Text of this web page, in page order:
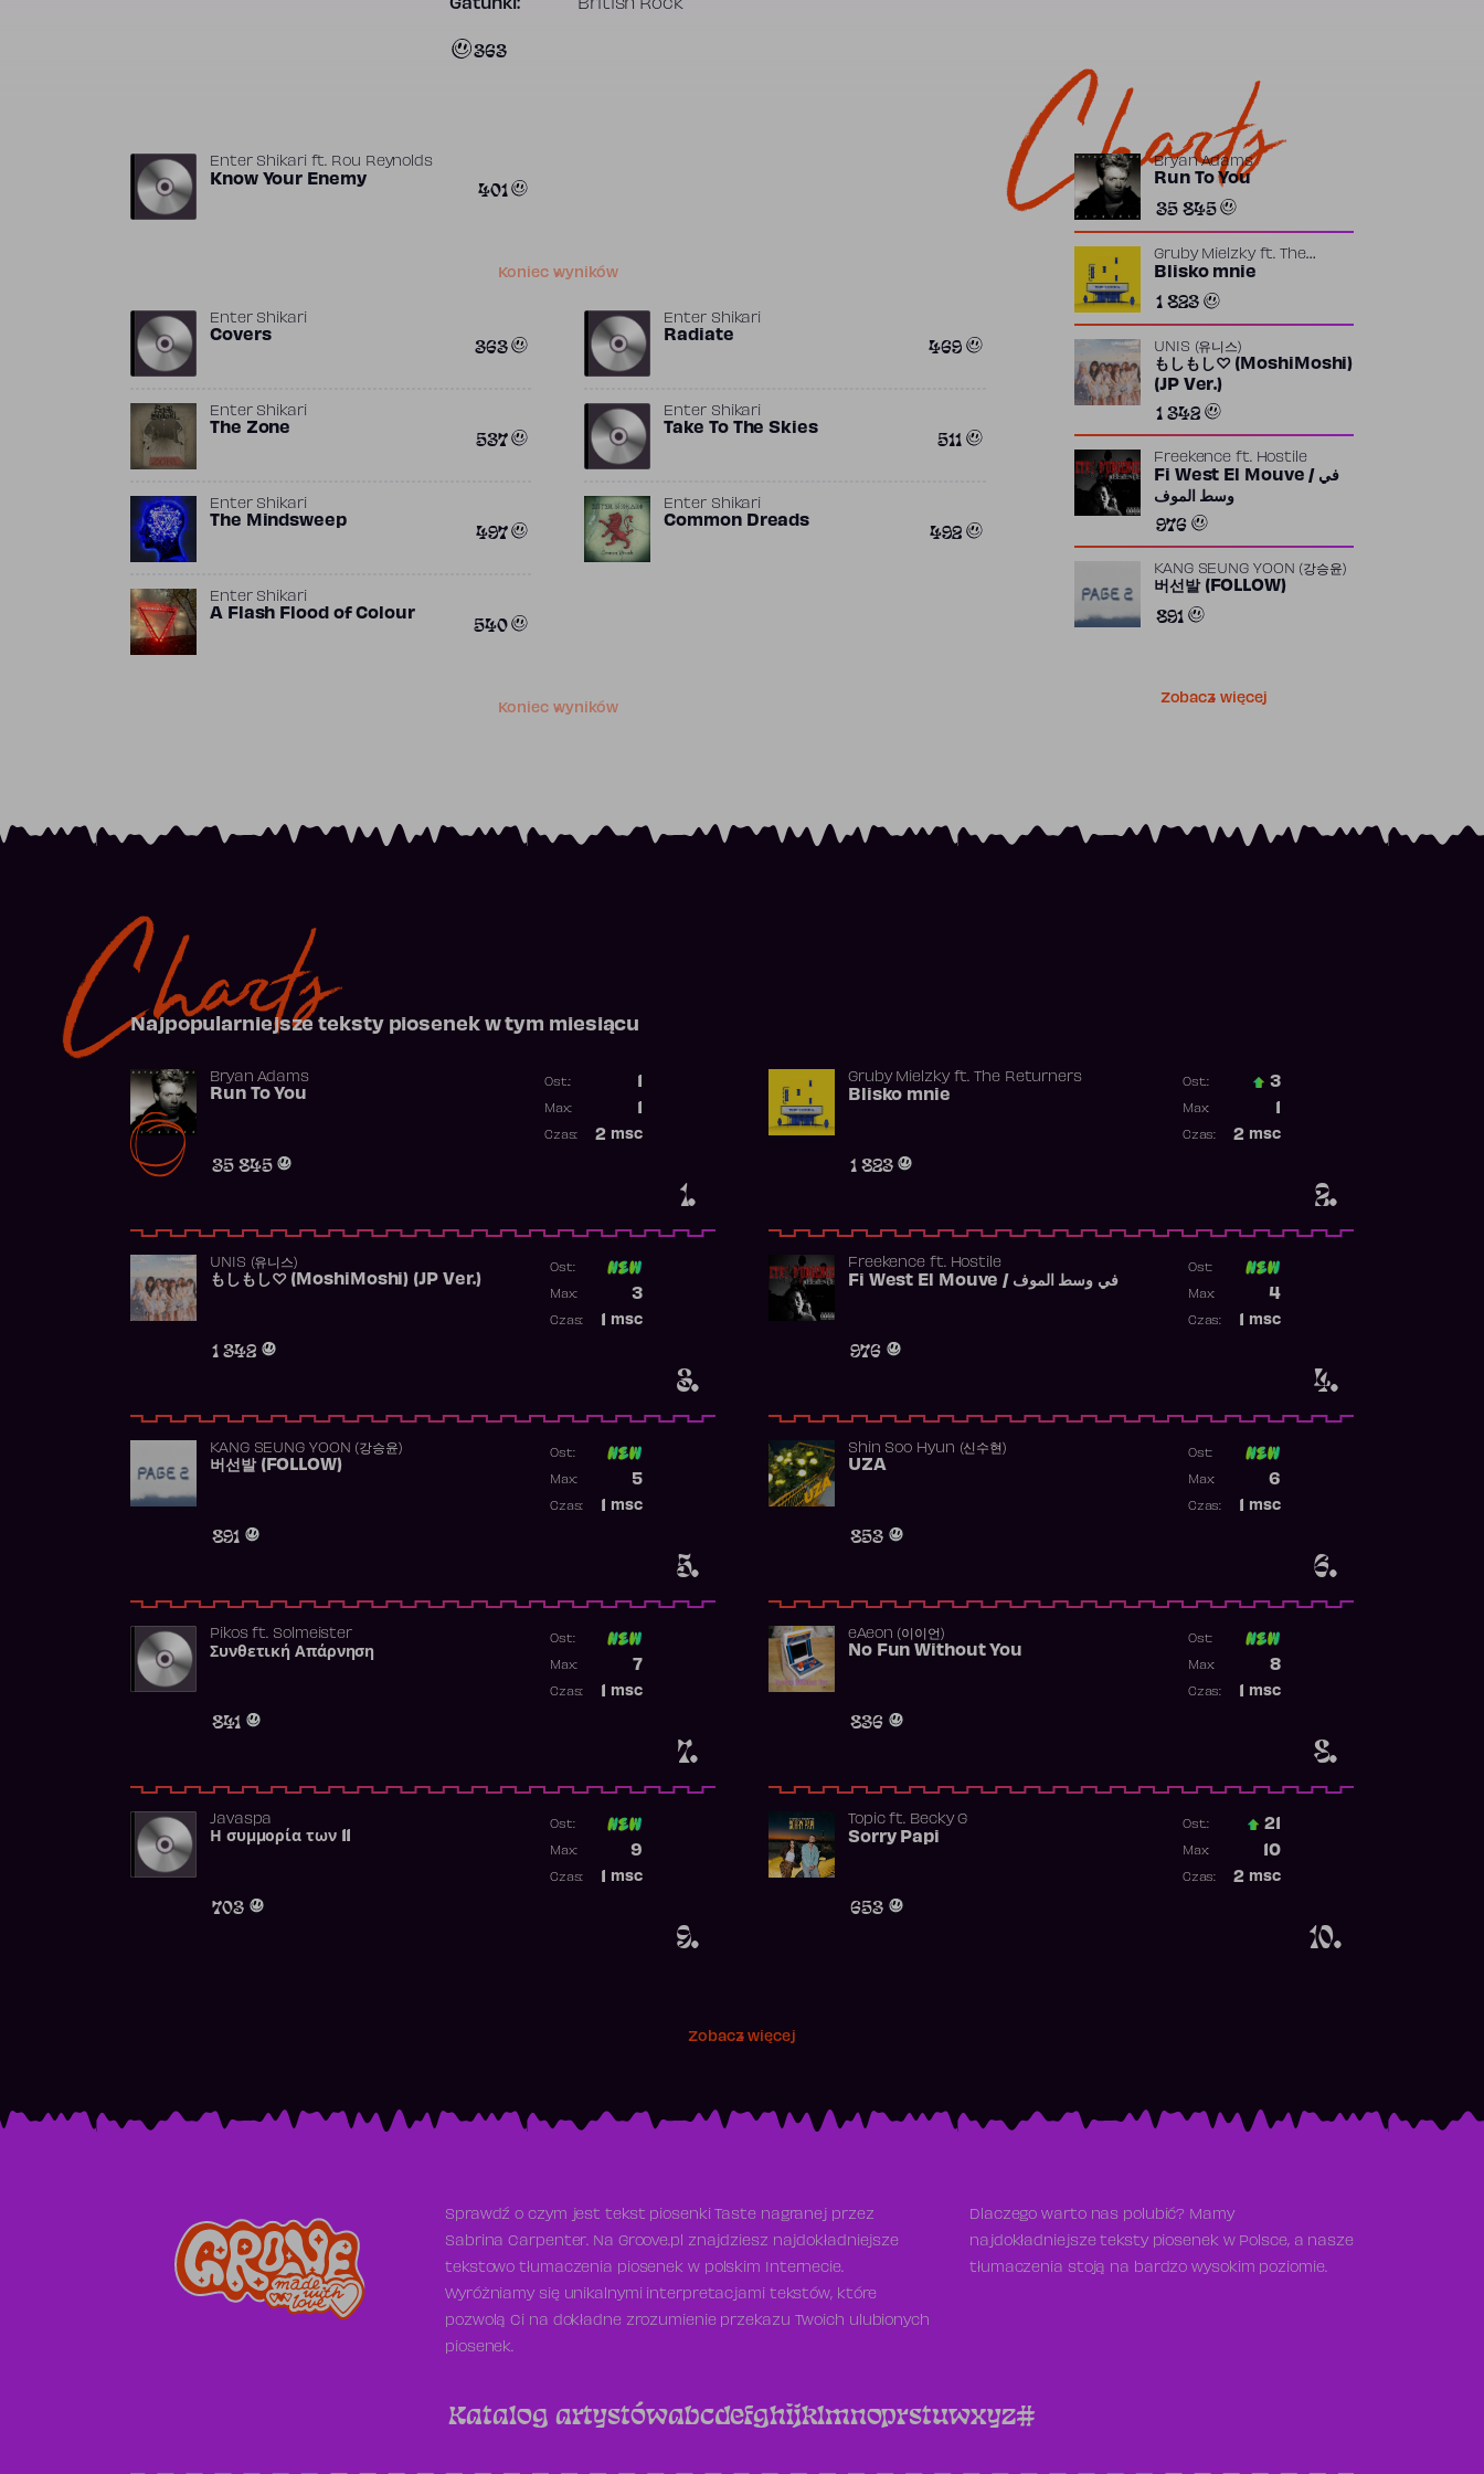
Gatunki: British Rock
363
Enter Shikari ft. Rou Reynolds
Know Your Enemy 401
Koniec wyników
Enter Shikari
Covers 363
Enter Shikari
Radiate 469
Enter Shikari
The Zone 537
Enter Shikari
Take To The Skies 511
Enter Shikari
The Mindsweep 497
Enter Shikari
Common Dreads 492
Enter Shikari
A Flash Flood of Colour 540
Koniec wyników
Charts
Bryan Adams
Run To You
35 845
Gruby Mielzkyft.
The
Returners
Blisko mnie
1 823
UNIS (유니스)
もしもし♡ (MoshiMoshi)
(JP Ver.)
1 342
Freekence ft. Hostile
Fi West El Mouve / في
وسط الموف
976
KANG SEUNG YOON (강승윤)
버선발 (FOLLOW)
891
Zobacz więcej
Charts
Najpopularniejsze teksty piosenek w tym miesiącu
1.
Bryan Adams
Run To You
35 845
Ost.:
Max:
2 msc
Czas:
2.
Gruby Mielzkyft. The Returners
Blisko mnie
1 823
Ost.: 3
Max:
2 msc
Czas:
3.
UNIS (유니스)
もしもし♡ (MoshiMoshi) (JP Ver.)
1 342
Ost:
3
Max:
msc
Czas:
4.
Freekence ft. Hostile
Fi West El Mouve / في وسط الموف
976
Ost:
4
Max:
msc
Czas:
5.
KANG SEUNG YOON (강승윤)
버선발 (FOLLOW)
891
Ost:
5
Max:
msc
Czas:
6.
Shin Soo Hyun (신수현)
UZA
853
Ost:
6
Max:
msc
Czas:
7.
Pikosft. Solmeister
Συνθετική Απάρνηση
841
Ost:
7
Max:
msc
Czas:
8.
​eAeon (이이언)
No Fun Without You
836
Ost:
8
Max:
msc
Czas:
9.
Javaspa
Η συμμορία των 11
703
Ost:
9
Max:
msc
Czas:
10.
Topicft. Becky G
Sorry Papi
653
Ost.: 21
10
Max:
2 msc
Czas:
Zobacz więcej
Sprawdź o czym jest tekst piosenki Taste nagranej przez
Sabrina Carpenter. Na Groove.pl znajdziesz najdokładniejsze
tekstowo tłumaczenia piosenek w polskim Internecie.
Wyróżniamy się unikalnymi interpretacjami tekstów, które
pozwolą Ci na dokładne zrozumienie przekazu Twoich ulubionych
piosenek.
Dlaczego warto nas polubić? Mamy
najdokładniejsze teksty piosenek w Polsce, a nasze
tłumaczenia stoją na bardzo wysokim poziomie.
Katalog artystówabcdefghijklmnoprstuwxyz#